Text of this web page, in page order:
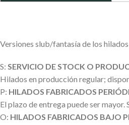
Versiones slub/fantasía de los
S: SERVICIO DE STOCK O
Hilados en producción regular;
P: HILADOS FABRICADOS
El plazo de entrega puede ser
O: HILADOS FABRICADOS BAJO